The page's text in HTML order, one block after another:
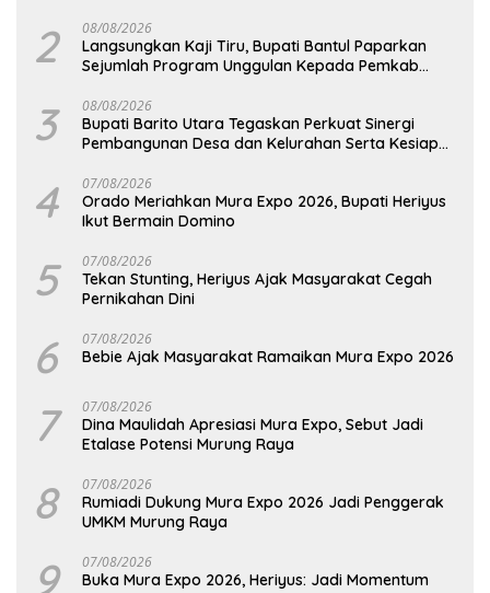
2 08/08/2026
Langsungkan Kaji Tiru, Bupati Bantul Paparkan
Sejumlah Program Unggulan Kepada Pemkab
3 08/08/2026
Bupati Barito Utara Tegaskan Perkuat Sinergi
Pembangunan Desa dan Kelurahan Serta Kesiapan
4 07/08/2026
Orado Meriahkan Mura Expo 2026, Bupati Heriyus
Ikut Bermain Domino
5 07/08/2026
Tekan Stunting, Heriyus Ajak Masyarakat Cegah
Pernikahan Dini
6 07/08/2026
Bebie Ajak Masyarakat Ramaikan Mura Expo 2026
7 07/08/2026
Dina Maulidah Apresiasi Mura Expo, Sebut Jadi
Etalase Potensi Murung Raya
8 07/08/2026
Rumiadi Dukung Mura Expo 2026 Jadi Penggerak
UMKM Murung Raya
9 07/08/2026
Buka Mura Expo 2026, Heriyus: Jadi Momentum